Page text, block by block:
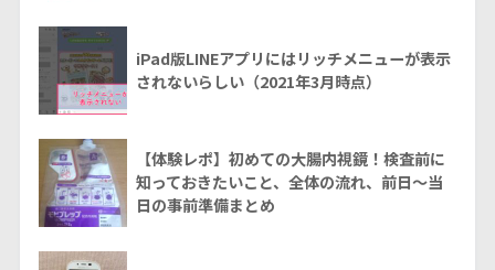
iPad版LINEアプリにはリッチメニューが表示
されないらしい（2021年3月時点）
【体験レポ】初めての大腸内視鏡！検査前に
知っておきたいこと、全体の流れ、前日～当
日の事前準備まとめ